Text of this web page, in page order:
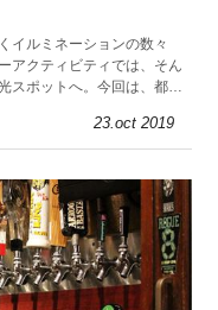
イルミネーションの数々
アクティビティでは、そん
スポットへ。今回は、都内
23.oct 2019